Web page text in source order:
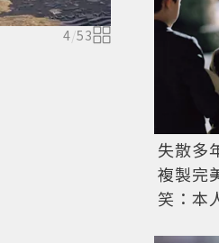
4/53
失散多
複製完
笑：本